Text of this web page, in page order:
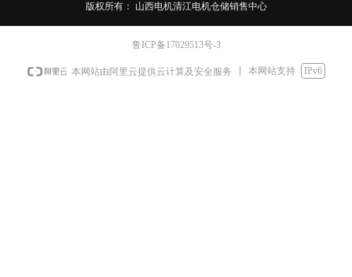
版权所有： 山西电机清江电机仓储销售中心
鲁ICP备17029513号-3
本网站由阿里云提供云计算及安全服务 本网站支持 IPv6